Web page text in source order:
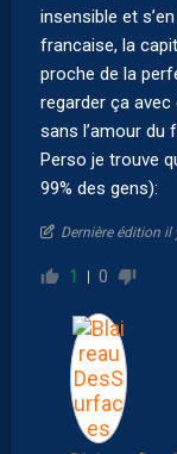
insensible et
francaise, la
proche de la
regarder ça avec
sans l’amour du
Perso je trouve
99% des gens):
Dernière édition
1 0